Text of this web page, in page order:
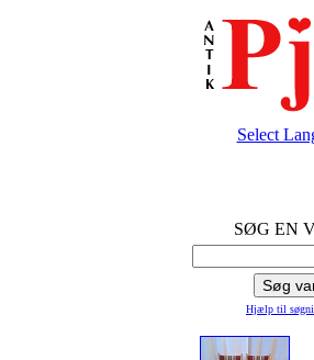
Select
SØG EN
Hjælp til